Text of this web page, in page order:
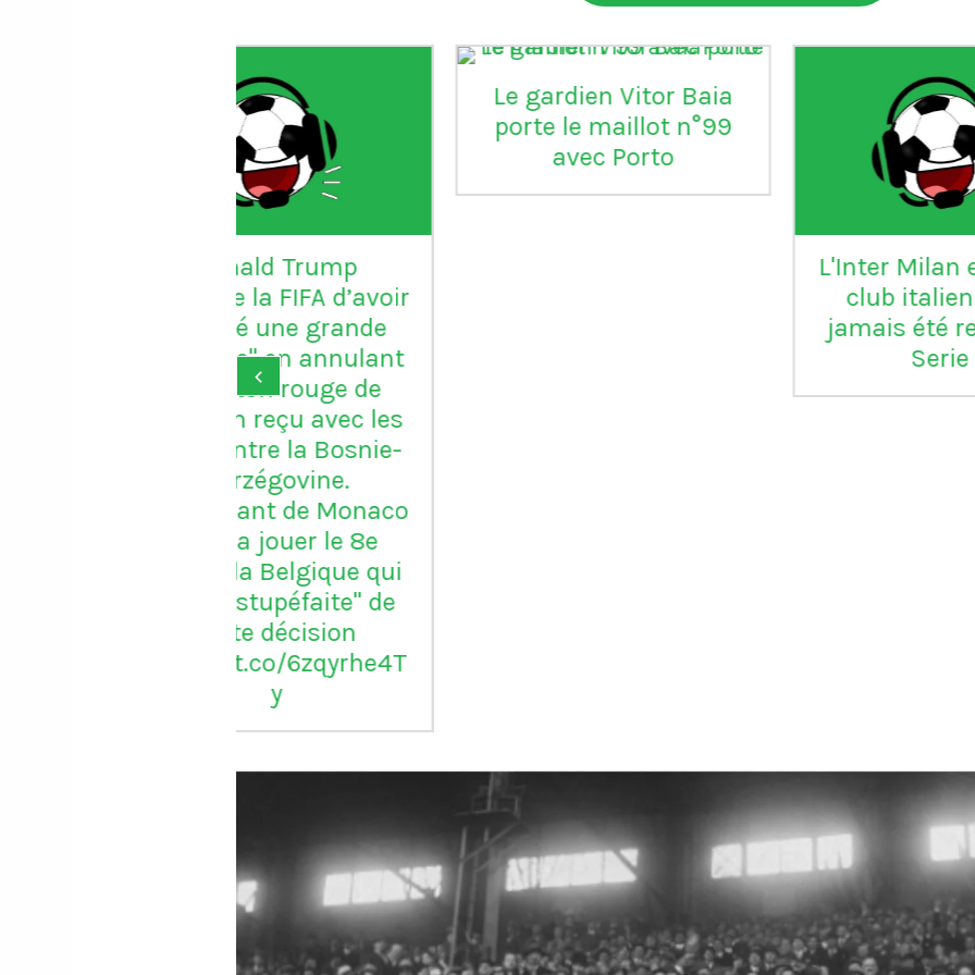
Le gardien Vitor Baia
porte le maillot n°99
avec Porto
L'Inter Milan est le seul
jamais été relégué en
‹